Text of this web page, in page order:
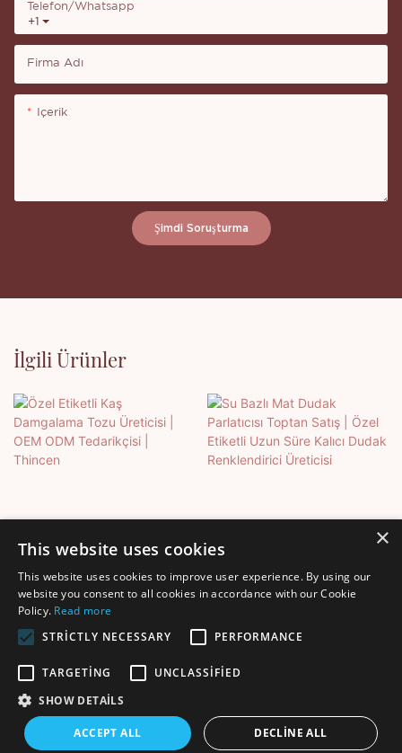
+1
Telefon/whatsapp
Firma Adı
Içerik
Şimdi Soruşturma
İlgili Ürünler
Özel Etiketli Kaş
Damgalama Tozu Üreticisi |
OEM ODM Tedarikçisi |
Su Bazlı Mat Dudak
Özel Etiketli Uzun Süre
Üreticisi
Telif hakkı © 2025 Shenzhen Thincen Technology Co., Ltd. -
www.thincen.com | Site Haritası
×
This website uses cookies
This website uses cookies to improve user experience. By using our
website you consent to all cookies in accordance with our Cookie
Policy. Read more
STRICTLY NECESSARY
PERFORMANCE
TARGETING
UNCLASSIFIED
SHOW DETAILS
ACCEPT ALL DECLINE ALL